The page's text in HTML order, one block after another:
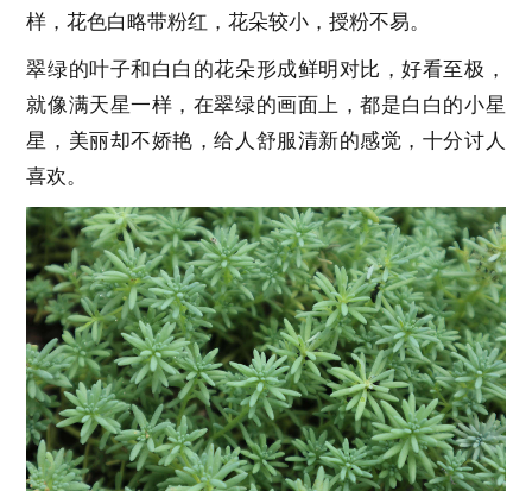
样，花色白略带粉红，花朵较小，授粉不易。
翠绿的叶子和白白的花朵形成鲜明对比，好看至极，
就像满天星一样，在翠绿的画面上，都是白白的小星
星，美丽却不娇艳，给人舒服清新的感觉，十分讨人
喜欢。